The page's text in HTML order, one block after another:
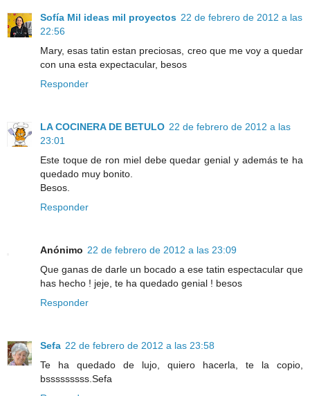
Sofía Mil ideas mil proyectos 22 de febrero de 2012 a las
22:56
Mary, esas tatin estan preciosas, creo que me voy a quedar
con una esta expectacular, besos
Responder
LA COCINERA DE BETULO 22 de febrero de 2012 a las
23:01
Este toque de ron miel debe quedar genial y además te ha
quedado muy bonito.
Besos.
Responder
Anónimo 22 de febrero de 2012 a las 23:09
Que ganas de darle un bocado a ese tatin espectacular que
has hecho ! jeje, te ha quedado genial ! besos
Responder
Sefa 22 de febrero de 2012 a las 23:58
Te ha quedado de lujo, quiero hacerla, te la copio,
bsssssssss.Sefa